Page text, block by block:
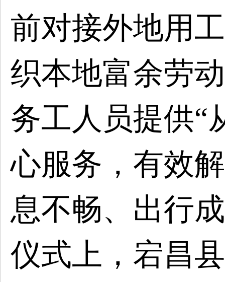
前对接外地用
织本地富余劳
务工人员提供“
心服务，有效
息不畅、出行
仪式上，宕昌